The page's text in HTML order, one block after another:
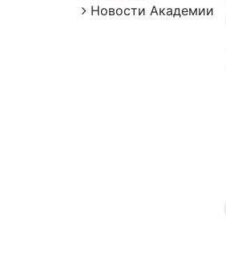
Новости Академии